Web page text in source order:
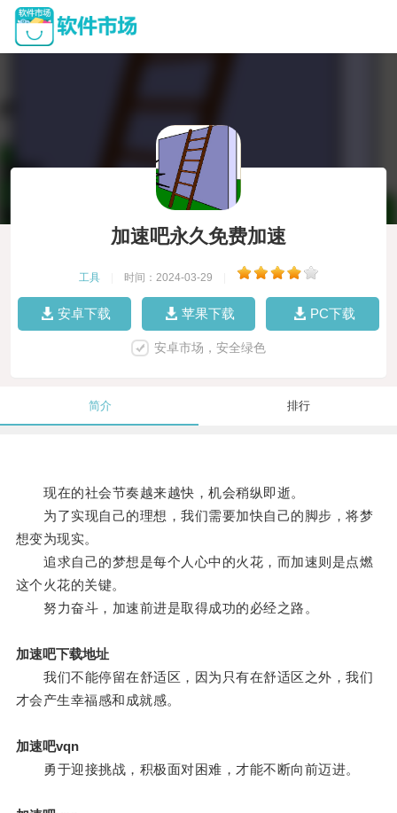
加速吧永久免费加速
工具 时间：2024-03-29
安卓下载 苹果下载 PC下载
安卓市场，安全绿色
简介 排行
现在的社会节奏越来越快，机会稍纵即逝。
为了实现自己的理想，我们需要加快自己的脚步，将梦
想变为现实。
追求自己的梦想是每个人心中的火花，而加速则是点燃
这个火花的关键。
努力奋斗，加速前进是取得成功的必经之路。
加速吧下载地址
我们不能停留在舒适区，因为只有在舒适区之外，我们
才会产生幸福感和成就感。
加速吧vqn
勇于迎接挑战，积极面对困难，才能不断向前迈进。